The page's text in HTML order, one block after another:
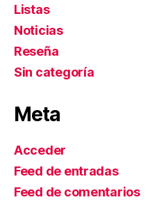
Listas
Noticias
Reseña
Sin categoría
Meta
Acceder
Feed de entradas
Feed de comentarios